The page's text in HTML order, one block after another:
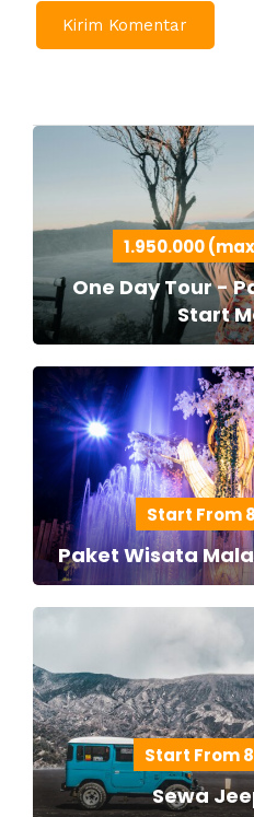
1.950.000
One Day Tour -
Start
Start From
Paket Wisata
Start From
Sewa